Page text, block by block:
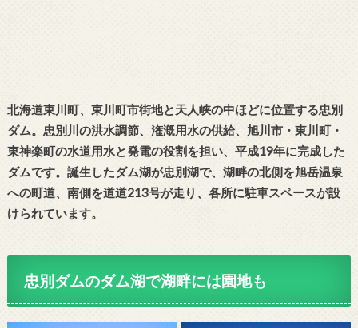
北海道東川町、東川町市街地と天人峡の中ほどに位置する忠別
ダム。忠別川の洪水調節、潅漑用水の供給、旭川市・東川町・
東神楽町の水道用水と発電の役割を担い、平成19年に完成した
ダムです。誕生したダム湖が忠別湖で、湖畔の北側を旭岳温泉
への町道、南側を道道213号が走り、各所に駐車スペースが設
けられています。
忠別ダムのダム湖で湖畔には園地も